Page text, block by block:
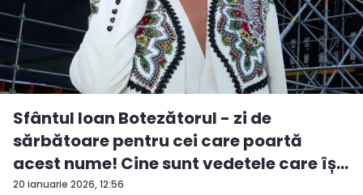
20 ianuarie 2026, 12:56
Sfântul Ioan Botezătorul - zi de
sărbătoare pentru cei care poartă
acest nume! Cine sunt vedetele care îș...